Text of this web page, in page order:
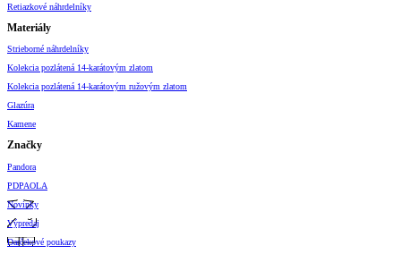
Retiazkové náhrdelníky
Materiály
Strieborné náhrdelníky
Kolekcia pozlátená 14-karátovým zlatom
Kolekcia pozlátená 14-karátovým ružovým zlatom
Glazúra
Kamene
Značky
Pandora
PDPAOLA
Novinky
Výpredaj
Darčekové poukazy